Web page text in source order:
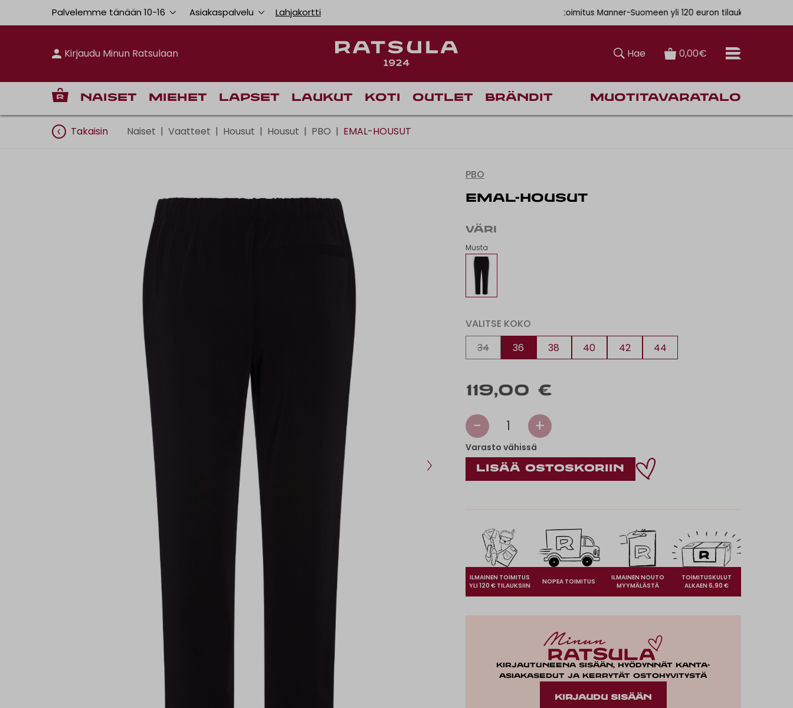
Palvelemme tänään 10-16 Asiakaspalvelu Lahjakortti Ilmainen toimitus Manner-Suomeen yli 120 euron tilauksiin
Kirjaudu Minun Ratsulaan Hae 0,00€
Naiset Miehet Lapset Laukut Koti Outlet Brändit Muotitavaratalo
Takaisin Naiset | Vaatteet | Housut | Housut | PBO | EMAL-HOUSUT
PBO
EMAL-HOUSUT
VÄRI
Musta
VALITSE KOKO
34
36 38 40 42 44
119,00 €
- 1 +
Varasto vähissä
ILMAINEN TOIMITUS
YLI 120 € TILAUKSIIN
NOPEA TOIMITUS
ILMAINEN NOUTO
MYYMÄLÄSTÄ
TOIMITUSKULUT
ALKAEN 6,90 €
Kirjautuneena sisään, hyödynnät kanta-
asiakasedut ja kerrytät ostohyvitystä
KIRJAUDU SISÄÄN